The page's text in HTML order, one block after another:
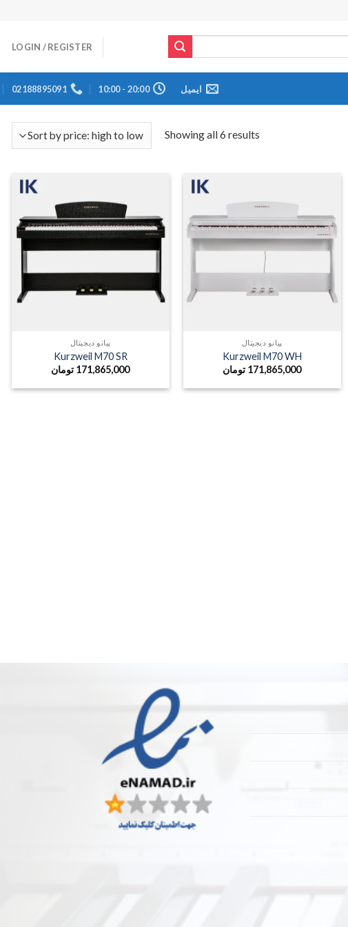
LOGIN / REGISTER
ایمیل 20:00 - 10:00
02188895091
Showing all 6 results
پیانو دیجیتال
Kurzweil M70 WH
171,865,000 تومان
پیانو دیجیتال
Kurzweil M70 SR
171,865,000 تومان